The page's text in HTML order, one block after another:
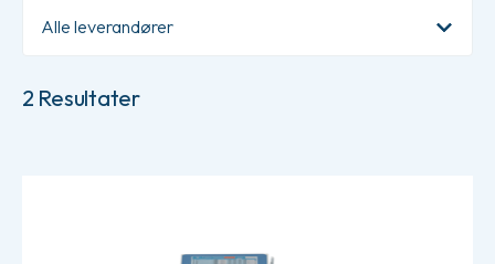
Alle leverandører
2 Resultater